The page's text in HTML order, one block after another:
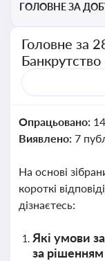
ГОЛОВНЕ ЗА
Головне за
Опрацьовано:
Виявлено: 7
На основі
короткі
дізнаєтесь:
Які умови
за